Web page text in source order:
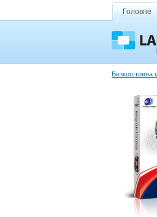
Головне
Безкоштовна